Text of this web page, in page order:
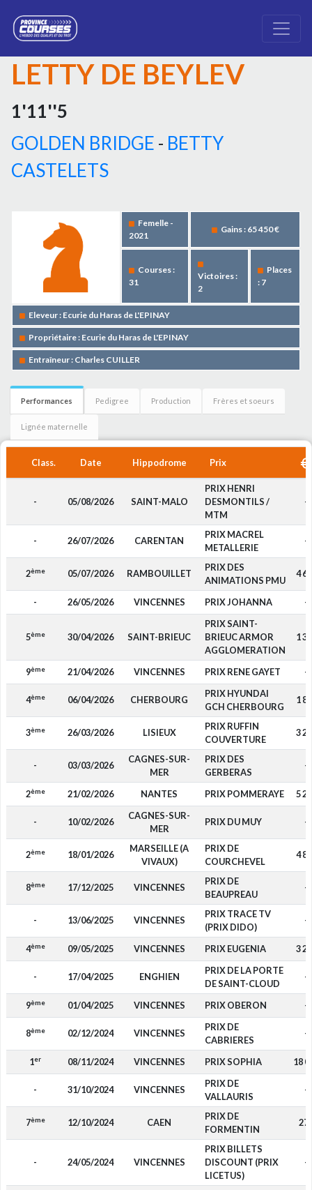
LETTY DE BEYLEV
1'11''5
GOLDEN BRIDGE - BETTY
CASTELETS
Femelle -
2021
Gains : 65 450 €
Courses :
31
Victoires :
2
Places
: 7
Eleveur : Ecurie du Haras de L'EPINAY
Propriétaire : Ecurie du Haras de L'EPINAY
Entraîneur : Charles CUILLER
Performances Pedigree Production Frères et soeurs
Lignée maternelle
Class. Date Hippodrome Prix
- 05/08/2026 SAINT-MALO
PRIX HENRI
DESMONTILS /
MTM
-
- 26/07/2026 CARENTAN
PRIX MACREL
METALLERIE
-
2ème 05/07/2026 RAMBOUILLET
PRIX DES
ANIMATIONS PMU
4
- 26/05/2026 VINCENNES PRIX JOHANNA -
5ème 30/04/2026 SAINT-BRIEUC
PRIX SAINT-
BRIEUC ARMOR
AGGLOMERATION
1
9ème 21/04/2026 VINCENNES PRIX RENE GAYET -
4ème 06/04/2026 CHERBOURG
PRIX HYUNDAI
GCH CHERBOURG
1
3ème 26/03/2026 LISIEUX
PRIX RUFFIN
COUVERTURE
3
- 03/03/2026
CAGNES-SUR-
MER
PRIX DES
GERBERAS
-
2ème 21/02/2026 NANTES PRIX POMMERAYE 5
- 10/02/2026
CAGNES-SUR-
MER
PRIX DU MUY -
2ème 18/01/2026
MARSEILLE (A
VIVAUX)
PRIX DE
COURCHEVEL
4
8ème 17/12/2025 VINCENNES
PRIX DE
BEAUPREAU
-
- 13/06/2025 VINCENNES
PRIX TRACE TV
(PRIX DIDO)
-
4ème 09/05/2025 VINCENNES PRIX EUGENIA 3
- 17/04/2025 ENGHIEN
PRIX DE LA PORTE
DE SAINT-CLOUD
-
9ème 01/04/2025 VINCENNES PRIX OBERON -
8ème 02/12/2024 VINCENNES
PRIX DE
CABRIERES
-
1er 08/11/2024 VINCENNES PRIX SOPHIA 18
- 31/10/2024 VINCENNES
PRIX DE
VALLAURIS
-
7ème 12/10/2024 CAEN
PRIX DE
FORMENTIN
- 24/05/2024 VINCENNES
PRIX BILLETS
DISCOUNT (PRIX
LICETUS)
-